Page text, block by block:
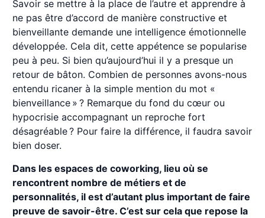
Savoir se mettre à la place de l’autre et apprendre à
ne pas être d’accord de manière constructive et
bienveillante demande une intelligence émotionnelle
développée. Cela dit, cette appétence se popularise
peu à peu. Si bien qu’aujourd’hui il y a presque un
retour de bâton. Combien de personnes avons-nous
entendu ricaner à la simple mention du mot «
bienveillance » ? Remarque du fond du cœur ou
hypocrisie accompagnant un reproche fort
désagréable ? Pour faire la différence, il faudra savoir
bien doser.
Dans les espaces de coworking, lieu où se
rencontrent nombre de métiers et de
personnalités, il est d’autant plus important de faire
preuve de savoir-être. C’est sur cela que repose la